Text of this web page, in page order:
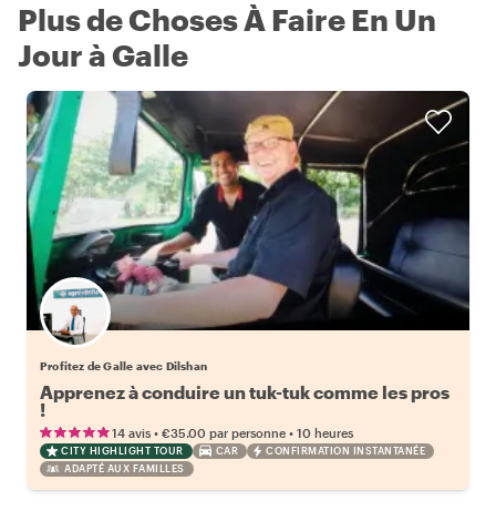
Plus de Choses À Faire En Un
Jour à Galle
Profitez de Galle avec Dilshan
Apprenez à conduire un tuk-tuk comme les pros
!
14 avis • €35.00 par personne • 10 heures
CITY HIGHLIGHT TOUR CAR
CONFIRMATION INSTANTANÉE
ADAPTÉ AUX FAMILLES